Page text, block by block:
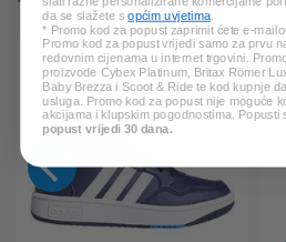
da se slažete sopćim uvjetima.
* Promo kod za popust zaprimit ćete e-
Promo kod za popust vrijedi samo za prvu
redovnim cijenama u internet trgovini.
proizvode Cybex Platinum, Britax Römer
Baby Brezza i Scoot & Ride te kod kupnje
usluga. Promo kod za popust nije moguće
akcijama i klupskim pogodnostima. Popusti
popust vrijedi 30 dana.